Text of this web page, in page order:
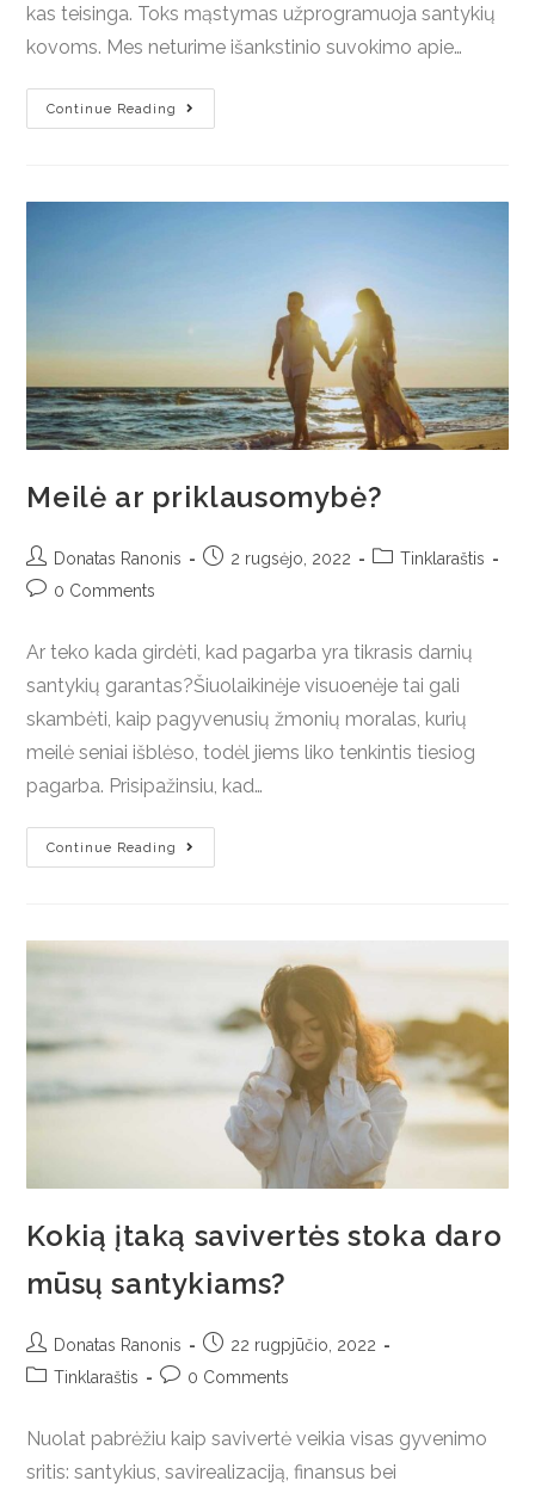
kas teisinga. Toks mąstymas užprogramuoja santykių
kovoms. Mes neturime išankstinio suvokimo apie…
Continue Reading
Meilė ar priklausomybė?
Donatas Ranonis 2 rugsėjo, 2022
Tinklaraštis
0 Comments
Ar teko kada girdėti, kad pagarba yra tikrasis darnių
santykių garantas?Šiuolaikinėje visuoenėje tai gali
skambėti, kaip pagyvenusių žmonių moralas, kurių
meilė seniai išblėso, todėl jiems liko tenkintis tiesiog
pagarba. Prisipažinsiu, kad…
Continue Reading
Kokią įtaką savivertės stoka daro
mūsų santykiams?
Donatas Ranonis
22 rugpjūčio, 2022
Tinklaraštis
0 Comments
Nuolat pabrėžiu kaip savivertė veikia visas gyvenimo
sritis: santykius, savirealizaciją, finansus bei